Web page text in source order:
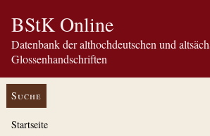
BStK Online
Datenbank der althochdeutschen und
Glossenhandschriften
Suche
Startseite